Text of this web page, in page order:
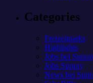
Categories
Freizeitparks
Highlights
Jobs bei
Jobs Sunray
News bei